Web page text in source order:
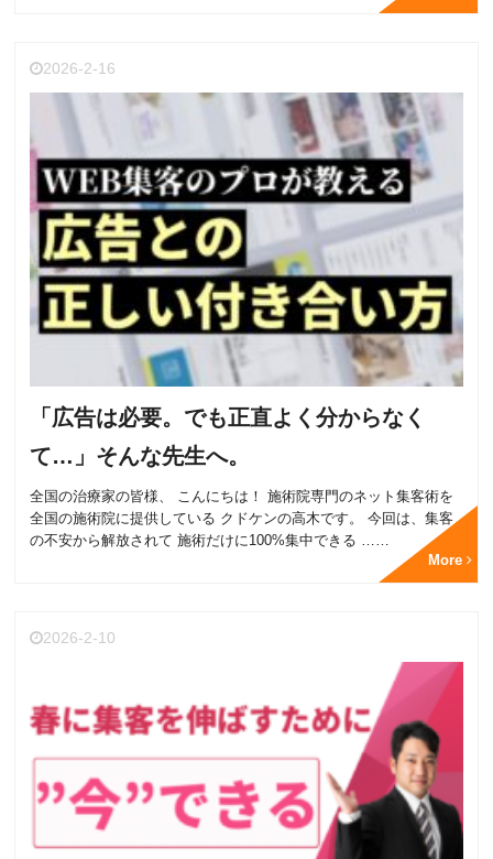
2026-2-16
「広告は必要。でも正直よく分からなく
て…」そんな先生へ。
全国の治療家の皆様、 こんにちは！ 施術院専門のネット集客術を
全国の施術院に提供している クドケンの高木です。 今回は、集客
の不安から解放されて 施術だけに100%集中できる ……
More
2026-2-10